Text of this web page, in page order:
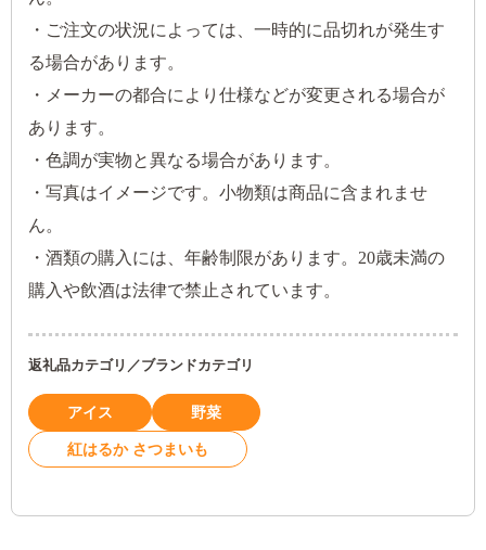
・ご注文の状況によっては、一時的に品切れが発生す
る場合があります。
・メーカーの都合により仕様などが変更される場合が
あります。
・色調が実物と異なる場合があります。
・写真はイメージです。小物類は商品に含まれませ
ん。
・酒類の購入には、年齢制限があります。20歳未満の
購入や飲酒は法律で禁止されています。
返礼品カテゴリ／ブランドカテゴリ
アイス 野菜
紅はるか さつまいも